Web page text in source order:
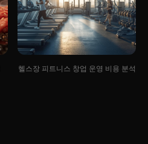
헬스장 피트니스 창업 운영 비용 분석